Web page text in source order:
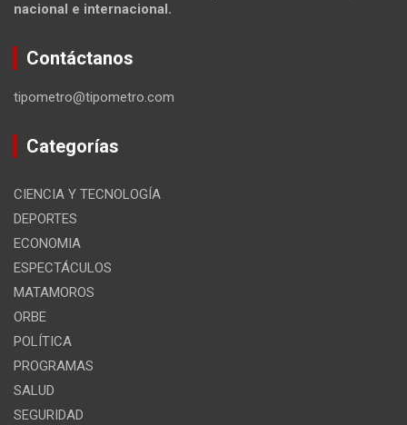
nacional e internacional.
Contáctanos
tipometro@tipometro.com
Categorías
CIENCIA Y TECNOLOGÍA
DEPORTES
ECONOMIA
ESPECTÁCULOS
MATAMOROS
ORBE
POLÍTICA
PROGRAMAS
SALUD
SEGURIDAD